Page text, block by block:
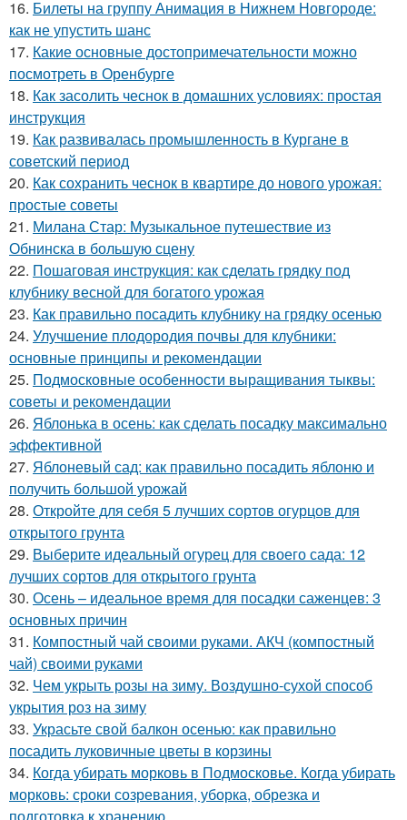
16. Билеты на группу Анимация в Нижнем Новгороде:
как не упустить шанс
17. Какие основные достопримечательности можно
посмотреть в Оренбурге
18. Как засолить чеснок в домашних условиях: простая
инструкция
19. Как развивалась промышленность в Кургане в
советский период
20. Как сохранить чеснок в квартире до нового урожая:
простые советы
21. Милана Стар: Музыкальное путешествие из
Обнинска в большую сцену
22. Пошаговая инструкция: как сделать грядку под
клубнику весной для богатого урожая
23. Как правильно посадить клубнику на грядку осенью
24. Улучшение плодородия почвы для клубники:
основные принципы и рекомендации
25. Подмосковные особенности выращивания тыквы:
советы и рекомендации
26. Яблонька в осень: как сделать посадку максимально
эффективной
27. Яблоневый сад: как правильно посадить яблоню и
получить большой урожай
28. Откройте для себя 5 лучших сортов огурцов для
открытого грунта
29. Выберите идеальный огурец для своего сада: 12
лучших сортов для открытого грунта
30. Осень – идеальное время для посадки саженцев: 3
основных причин
31. Компостный чай своими руками. АКЧ (компостный
чай) своими руками
32. Чем укрыть розы на зиму. Воздушно-сухой способ
укрытия роз на зиму
33. Украсьте свой балкон осенью: как правильно
посадить луковичные цветы в корзины
34. Когда убирать морковь в Подмосковье. Когда убирать
морковь: сроки созревания, уборка, обрезка и